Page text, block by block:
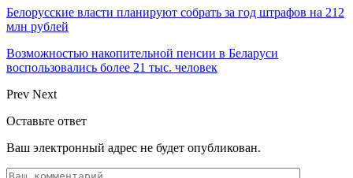
Белорусские власти планируют собрать за год штрафов на 212
млн рублей
Возможностью накопительной пенсии в Беларуси
воспользовались более 21 тыс. человек
Prev Next
Оставьте ответ
Ваш электронный адрес не будет опубликован.